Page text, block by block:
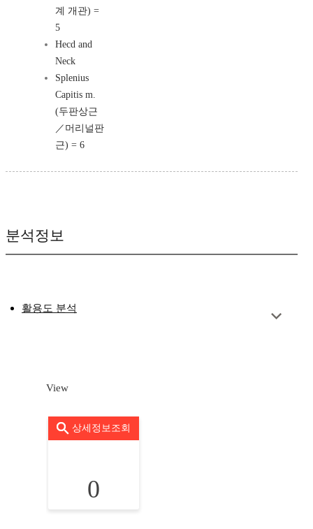
계 개관) =
5
Hecd and
Neck
Splenius
Capitis m.
(두판상근
／머리널판
근) = 6
분석정보
활용도 분석
View
상세정보조회
0